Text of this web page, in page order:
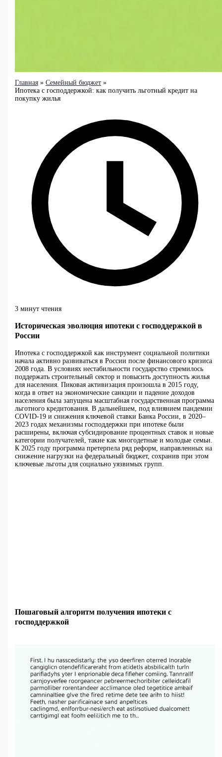
Главная
Семейный бюджет
Ипотека с господдержкой: как получить льготный кредит на
покупку жилья
3 минут чтения
Историческая эволюция ипотеки с господдержкой в
России
Ипотека с господдержкой как инструмент социальной политики
начала активно развиваться в России после финансового кризиса
2008 года. В условиях нестабильности государство стремилось
поддержать строительный сектор и повысить доступность жилья
для населения. Пиковая активизация произошла в 2015 году,
когда в ответ на экономические санкции и падение доходов
населения была запущена масштабная государственная программа
льготного кредитования. В дальнейшем, под влиянием пандемии
COVID-19 и снижения ключевой ставки Банка России, в 2020–
2023 годах механизмы господдержки при ипотеке были
расширены, включая субсидирование процентных ставок и новые
категории получателей, такие как многодетные и молодые семьи.
К 2025 году программа претерпела ряд реформ, направленных на
снижение нагрузки на федеральный бюджет, сохранив при этом
ключевые льготы для социально уязвимых групп.
Пошаговый алгоритм получения ипотеки с
господдержкой